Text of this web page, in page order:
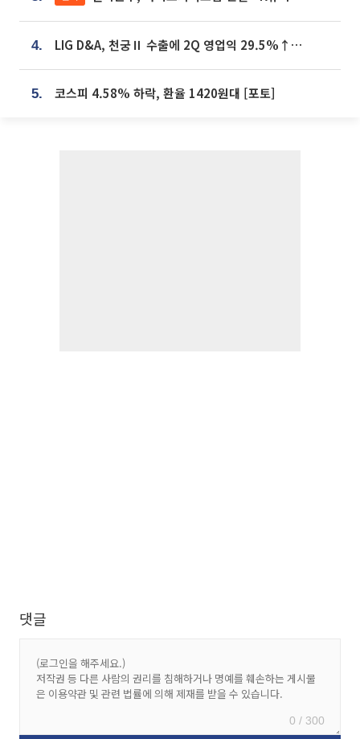
4. LIG D&A, 천궁Ⅱ 수출에 2Q 영업익 29.5%↑…수주잔고 24.6조 [종합]
5. 코스피 4.58% 하락, 환율 1420원대 [포토]
댓글
0 / 300